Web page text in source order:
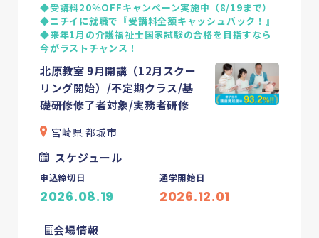
◆受講料20％OFFキャンペーン実施中（8/19まで）
◆ニチイに就職で『受講料全額キャッシュバック！』
◆来年1月の介護福祉士国家試験の合格を目指すなら
今がラストチャンス！
北原教室 9月開講（12月スクー
リング開始）/不定期クラス/基
礎研修修了者対象/実務者研修
宮崎県 都城市
スケジュール
申込締切日
2026.08.19
通学開始日
2026.12.01
会場情報